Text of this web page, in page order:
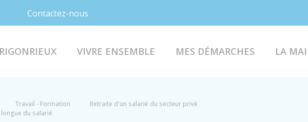
Contactez-nous
VIVRE ENSEMBLE MES DÉMARCHES LA
Travail - Formation
Retraite d'un salarié du secteur privé
du salarié